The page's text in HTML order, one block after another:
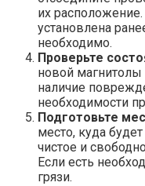
их
установлена
необходимо.
Проверьте
новой магнитолы
наличие
необходимости
Подготовьте
место, куда
чистое и
Если есть
грязи.